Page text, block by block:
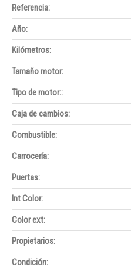
Referencia:
Año:
Kilómetros:
Tamaño motor:
Tipo de motor::
Caja de cambios:
Combustible:
Carrocería:
Puertas:
Int Color:
Color ext:
Propietarios:
Condición: